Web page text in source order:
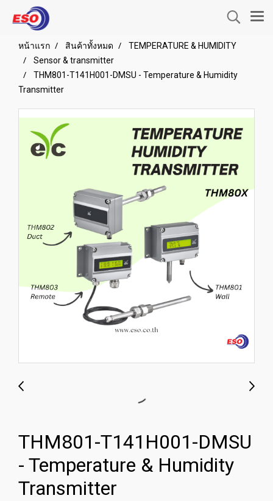
หน้าแรก สินค้าทั้งหมด
TEMPERATURE & HUMIDITY
Sensor & transmitter
THM801-T141H001-DMSU - Temperature & Humidity
Transmitter
THM801-T141H001-DMSU
- Temperature & Humidity
Transmitter